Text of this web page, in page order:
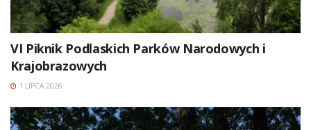
VI Piknik Podlaskich Parków Narodowych i
Krajobrazowych
1 LIPCA 2026